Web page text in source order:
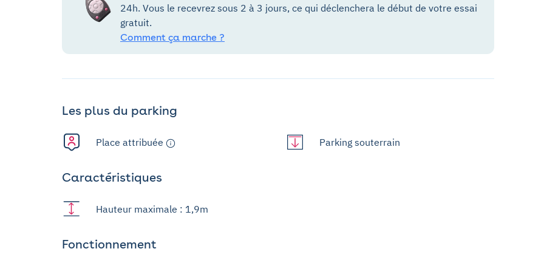
24h. Vous le recevrez sous 2 à 3 jours, ce qui déclenchera le début de votre essai
gratuit.
Comment ça marche ?
Les plus du parking
Place attribuée Parking souterrain
Caractéristiques
Hauteur maximale : 1,9m
Fonctionnement